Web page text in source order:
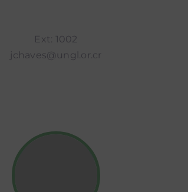
Ext: 1002
jchaves@ungl.or.cr